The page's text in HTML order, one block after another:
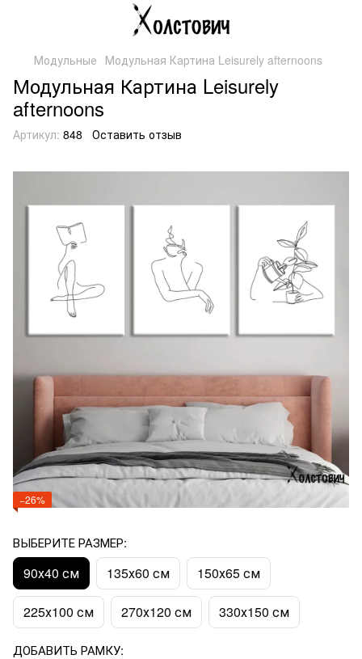
Модульные Модульная Картина Leisurely afternoons
Модульная Картина Leisurely
afternoons
Артикул: 848 Оставить отзыв
−26%
ВЫБЕРИТЕ РАЗМЕР:
90х40 см 135х60 см 150х65 см
225х100 см 270х120 см 330х150 см
ДОБАВИТЬ РАМКУ: